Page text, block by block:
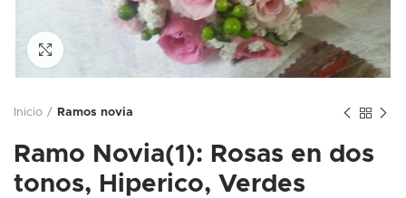
Inicio Ramos novia
Ramo Novia(1): Rosas en dos
tonos, Hiperico, Verdes